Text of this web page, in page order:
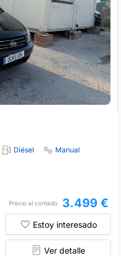
Diésel
Manual
Precio al contado 3.499 €
Estoy interesado
Ver detalle